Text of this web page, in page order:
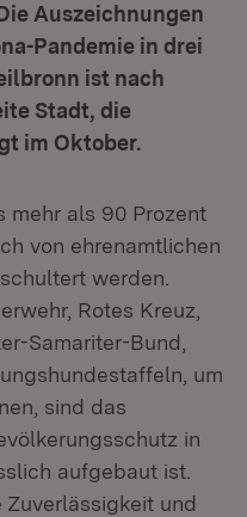
Auszeichnungen
Pandemie in drei
ist nach
Stadt, die
im Oktober.
mehr als 90 Prozent
von ehrenamtlichen
werden.
Rotes Kreuz,
Samariter-Bund,
um
sind das
in
aufgebaut ist.
und